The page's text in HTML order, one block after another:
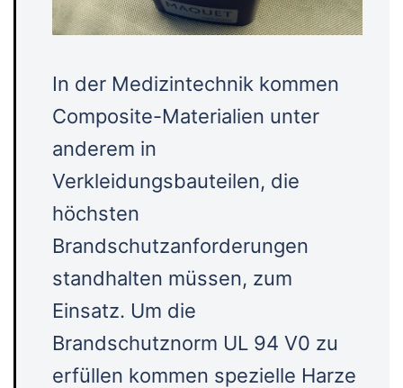
In der Medizintechnik kommen
Composite-Materialien unter
anderem in
Verkleidungsbauteilen, die
höchsten
Brandschutzanforderungen
standhalten müssen, zum
Einsatz. Um die
Brandschutznorm UL 94 V0 zu
erfüllen kommen spezielle Harze